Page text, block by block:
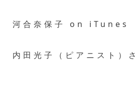
河合奈保子 on iTunes
内田光子（ピアニスト）